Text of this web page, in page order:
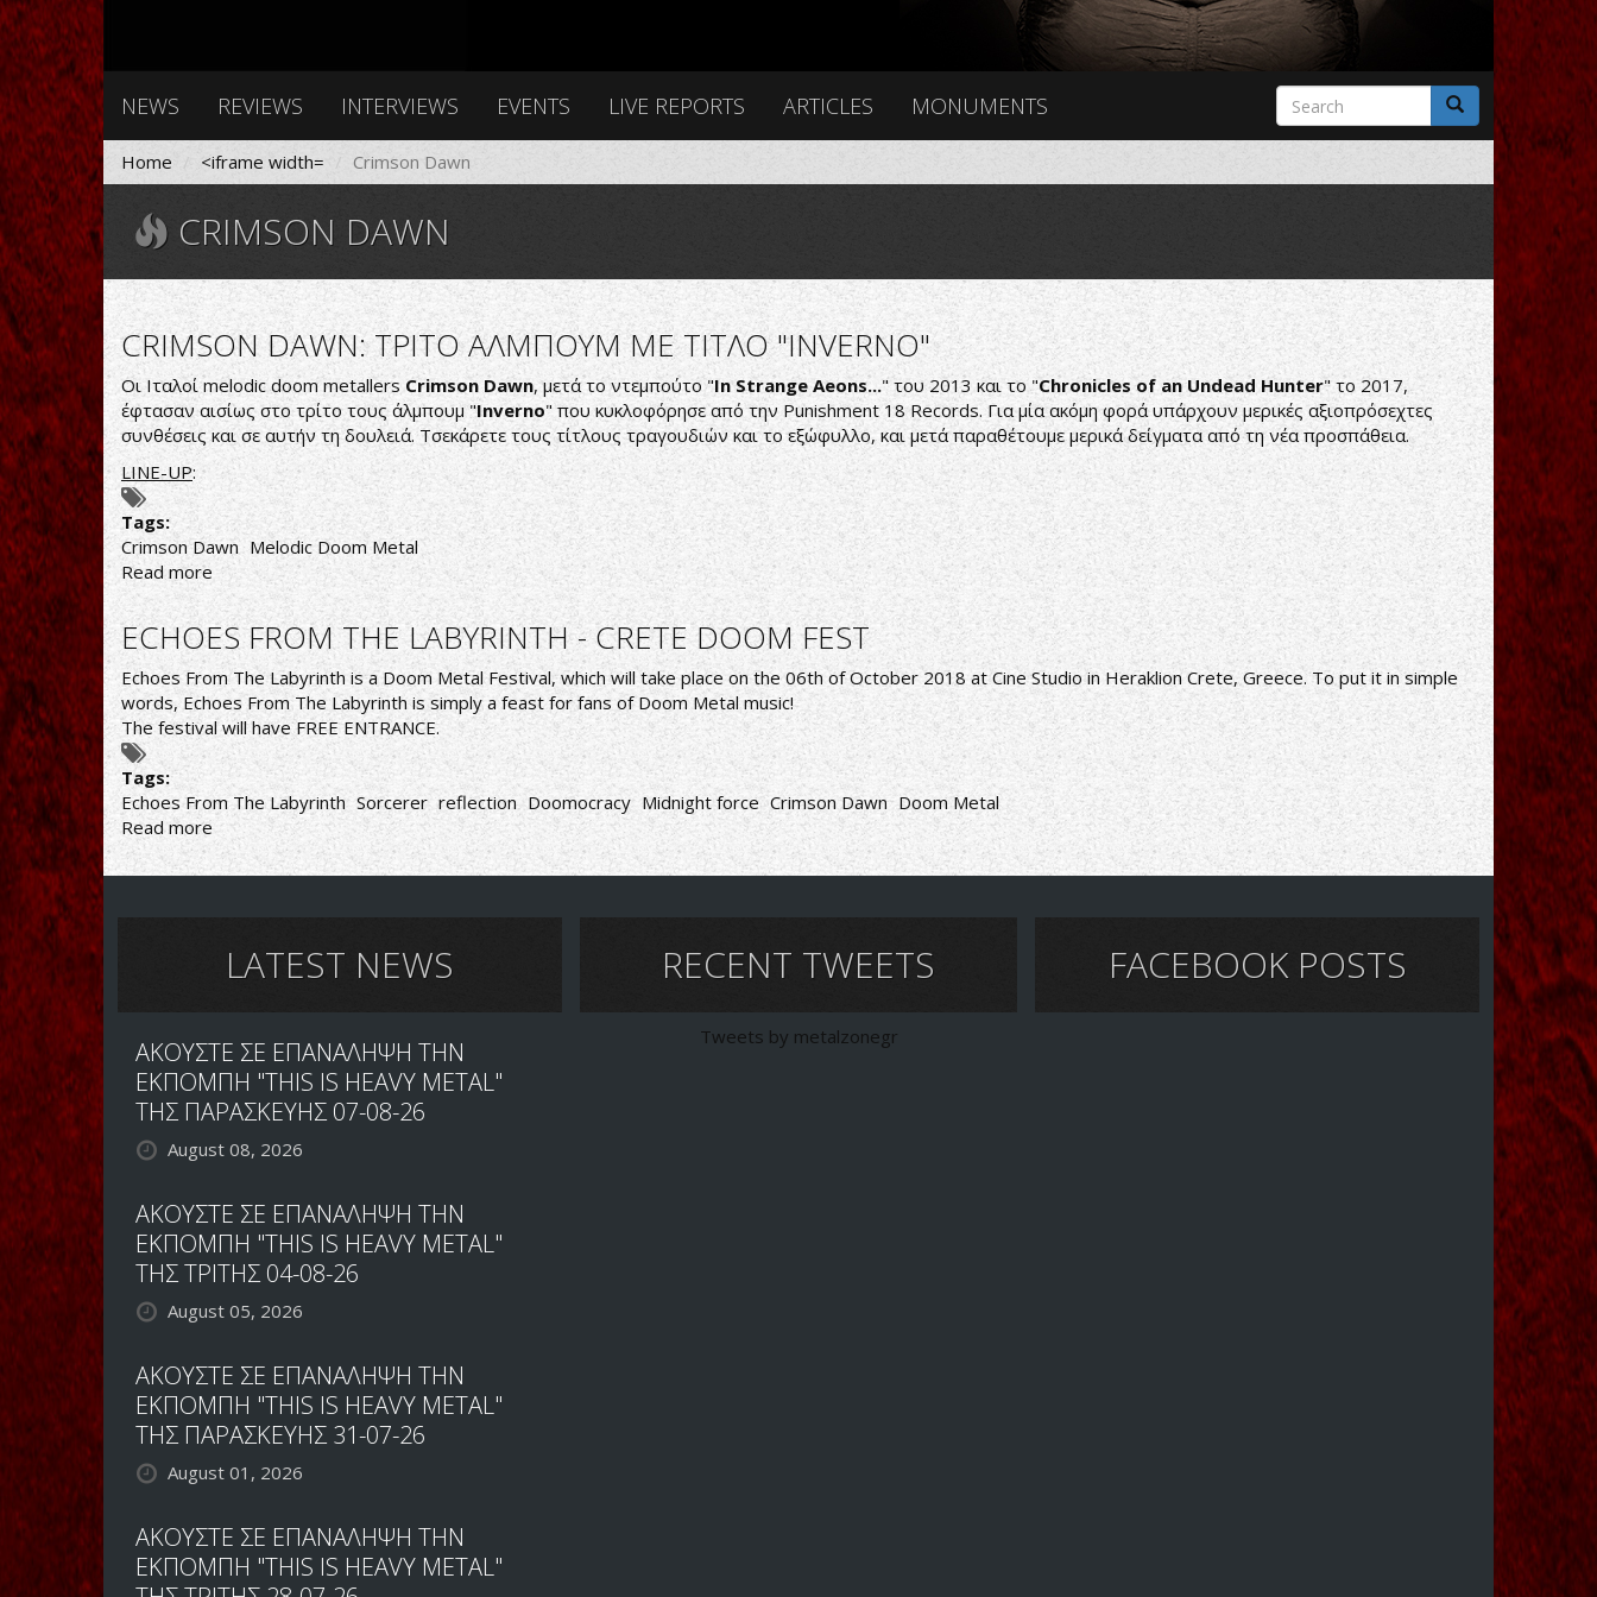
NEWS REVIEWS INTERVIEWS EVENTS LIVE REPORTS ARTICLES MONUMENTS
Search
form
Search
Home <iframe width= Crimson Dawn
CRIMSON DAWN
CRIMSON DAWN: TΡΙΤΟ ΑΛΜΠΟΥΜ ME TITΛΟ "INVERNO"
Oι Ιταλοί melodic doom metallers Crimson Dawn, μετά το ντεμπούτο "In Strange Aeons..." του 2013 και το "Chronicles of an Undead Hunter" το 2017,
έφτασαν αισίως στο τρίτο τους άλμπουμ "Inverno" που κυκλοφόρησε από την Punishment 18 Records. Για μία ακόμη φορά υπάρχουν μερικές αξιοπρόσεχτες
συνθέσεις και σε αυτήν τη δουλειά. Τσεκάρετε τους τίτλους τραγουδιών και το εξώφυλλο, και μετά παραθέτουμε μερικά δείγματα από τη νέα προσπάθεια.
LINE-UP:
Tags:
Crimson Dawn Melodic Doom Metal
Read more about
CRIMSON
DAWN:
TΡΙΤΟ
ΑΛΜΠΟΥΜ
ME
TITΛΟ
"INVERNO"
ECHOES FROM THE LABYRINTH - CRETE DOOM FEST
Echoes From The Labyrinth is a Doom Metal Festival, which will take place on the 06th of October 2018 at Cine Studio in Heraklion Crete, Greece. To put it in simple
words, Echoes From The Labyrinth is simply a feast for fans of Doom Metal music!
The festival will have FREE ENTRANCE.
Tags:
Echoes From The Labyrinth Sorcerer reflection Doomocracy Midnight force Crimson Dawn Doom Metal
Read more about
ECHOES
FROM
CRETE
LATEST NEWS
ΑΚΟΥΣΤΕ ΣΕ ΕΠΑΝΑΛΗΨΗ ΤΗΝ
ΕΚΠΟΜΠΗ "THIS IS HEAVY METAL"
ΤΗΣ ΠΑΡΑΣΚΕΥΗΣ 07-08-26
August 08, 2026
ΑΚΟΥΣΤΕ ΣΕ ΕΠΑΝΑΛΗΨΗ ΤΗΝ
ΕΚΠΟΜΠΗ "THIS IS HEAVY METAL"
ΤΗΣ ΤΡΙΤΗΣ 04-08-26
August 05, 2026
ΑΚΟΥΣΤΕ ΣΕ ΕΠΑΝΑΛΗΨΗ ΤΗΝ
ΕΚΠΟΜΠΗ "THIS IS HEAVY METAL"
ΤΗΣ ΠΑΡΑΣΚΕΥΗΣ 31-07-26
August 01, 2026
ΑΚΟΥΣΤΕ ΣΕ ΕΠΑΝΑΛΗΨΗ ΤΗΝ
ΕΚΠΟΜΠΗ "THIS IS HEAVY METAL"
RECENT TWEETS
Tweets by metalzonegr
FACEBOOK POSTS